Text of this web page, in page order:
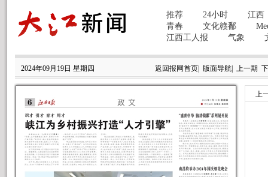
2024年09月19日 星期四 返回报网首页| 版面导航| 上一期
上